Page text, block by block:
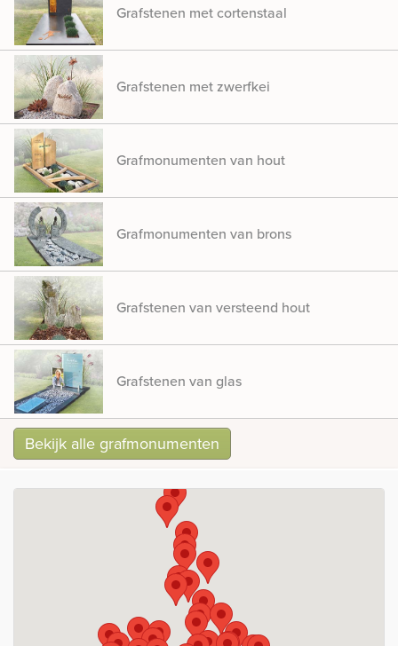
Grafstenen met cortenstaal
Grafstenen met zwerfkei
Grafmonumenten van hout
Grafmonumenten van brons
Grafstenen van versteend hout
Grafstenen van glas
Bekijk alle grafmonumenten